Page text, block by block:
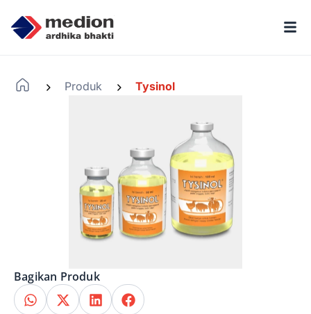
Produk Tysinol
Bagikan Produk